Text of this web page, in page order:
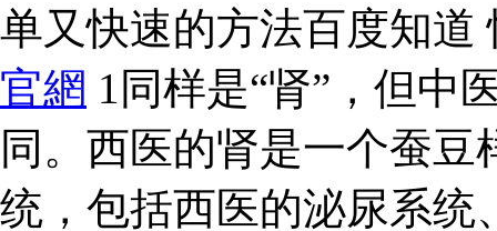
单又快速的方法百度知
官網 1同样是“肾”，但中
同。西医的肾是一个蚕
统，包括西医的泌尿系统